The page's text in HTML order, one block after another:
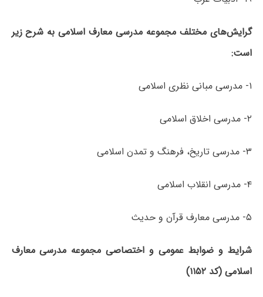
گرایش‌های مختلف مجموعه مدرسی معارف اسلامی به شرح زیر
است:
۱- مدرسی مبانی نظری اسلامی
۲- مدرسی اخلاق اسلامی
۳- مدرسی تاریخ، فرهنگ و تمدن اسلامی
۴- مدرسی انقلاب اسلامی
۵- مدرسی معارف قرآن و حدیث
شرایط و ضوابط عمومی و اختصاصی مجموعه مدرسی معارف
اسلامی (کد ۱۱۵۲)